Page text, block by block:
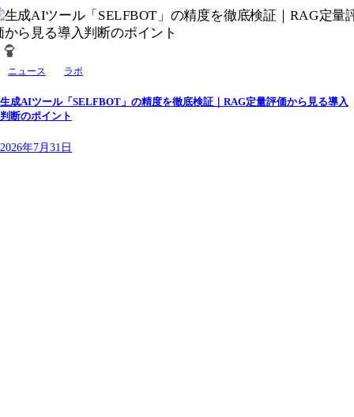
ニュース ラボ
生成AIツール「SELFBOT」の精度を徹底検証｜RAG定量評価から見る導入
判断のポイント
2026年7月31日